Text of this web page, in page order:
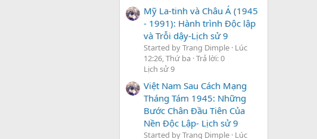
Mỹ La-tinh và Châu Á (1945
- 1991): Hành trình Độc lập
và Trỗi dậy-Lịch sử 9
Started by Trang Dimple Lúc
12:26, Thứ ba Trả lời: 0
Lịch sử 9
Việt Nam Sau Cách Mạng
Tháng Tám 1945: Những
Bước Chân Đầu Tiên Của
Nền Độc Lập- Lịch sử 9
Started by Trang Dimple Lúc